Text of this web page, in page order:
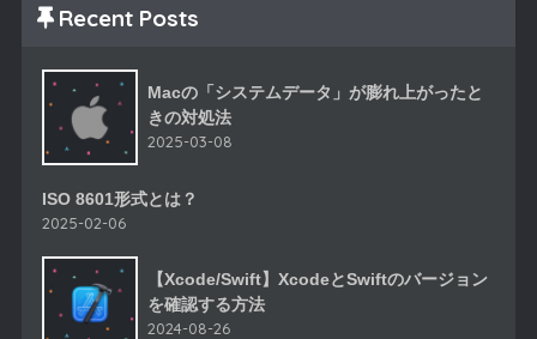
Recent Posts
Macの「システムデータ」が膨れ上がったと
きの対処法
2025-03-08
ISO 8601形式とは？
2025-02-06
【Xcode/Swift】XcodeとSwiftのバージョン
を確認する方法
2024-08-26